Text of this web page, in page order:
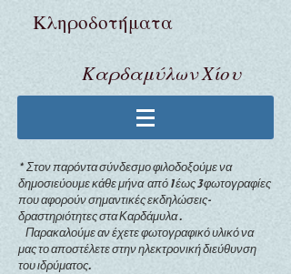
Κληροδoτήματα
Καρδαμύλων Χίου
* Στον παρόντα σύνδεσμο φιλοδοξούμε να
δημοσιεύουμε κάθε μήνα από 1 έως 3 φωτογραφίες
που αφορούν σημαντικές εκδηλώσεις-
δραστηριότητες στα Καρδάμυλα .
Παρακαλούμε αν έχετε φωτογραφικό υλικό να
μας το αποστέλετε στην ηλεκτρονική διεύθυνση
του ιδρύματος.